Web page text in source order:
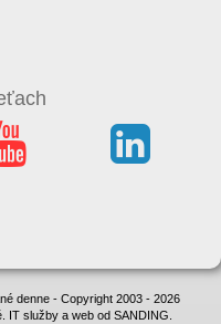
denne - Copyright 2003 - 2026
služby a web od SANDING.